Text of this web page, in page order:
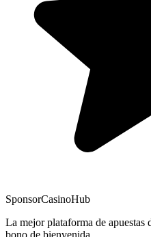
SponsorCasinoHub
La mejor plataforma de apuestas